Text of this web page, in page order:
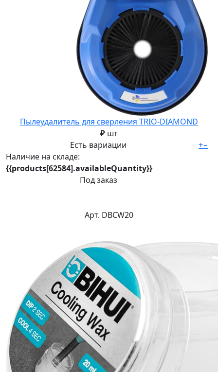
Пылеудалитель для сверления TRIO-DIAMOND
₽ шт
Есть вариации
Наличие на складе:
{{products[62584].availableQuantity}}
Под заказ
+−
Арт. DBCW20